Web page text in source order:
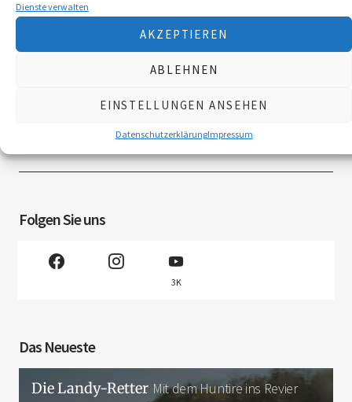
Dienste verwalten
AKZEPTIEREN
ABLEHNEN
EINSTELLUNGEN ANSEHEN
DatenschutzerklärungImpressum
Reaktion der Murmel auf den Klimawandel
Folgen Sie uns
3K
Das Neueste
Die Landy-Retter Mit dem Huntire ins Revier